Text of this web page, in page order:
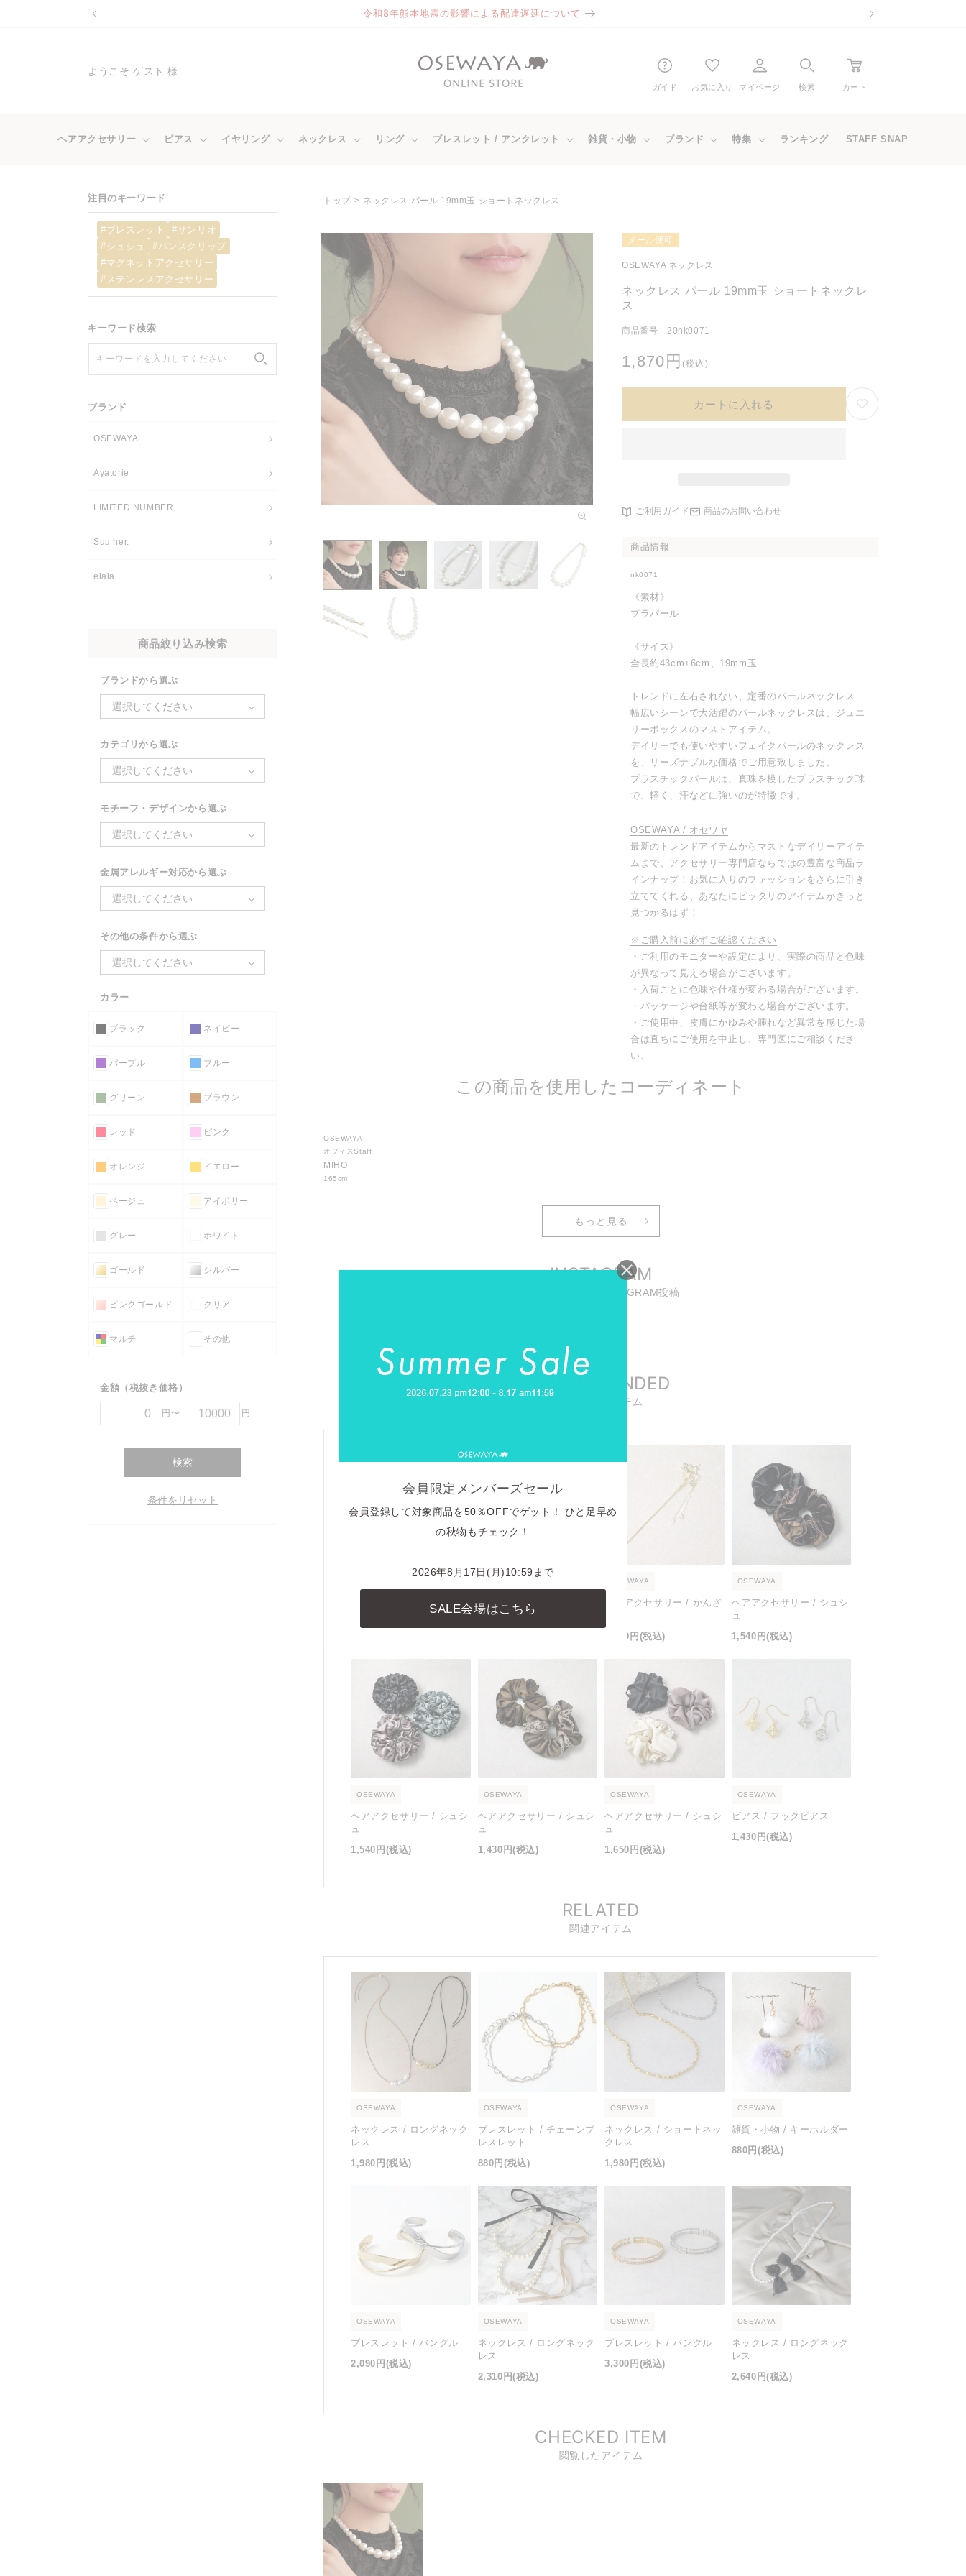
令和8年熊本地震の影響による配達遅延について
ようこそ ゲスト 様
ガイド お気に入り マイページ 検索 カート
ヘアアクセサリー ピアス イヤリング ネックレス リング ブレスレット / アンクレット 雑貨・小物 ブランド 特集 ランキング STAFF SNAP
注目のキーワード
#ブレスレット
#サンリオ
#シュシュ
#バンスクリップ
#マグネットアクセサリー
#ステンレスアクセサリー
キーワード検索
キーワードを入力してください
ブランド
OSEWAYA
Ayatorie
LIMITED NUMBER
Suu her.
elaia
商品絞り込み検索
ブランドから選ぶ
選択してください
カテゴリから選ぶ
選択してください
モチーフ・デザインから選ぶ
選択してください
金属アレルギー対応から選ぶ
選択してください
その他の条件から選ぶ
選択してください
カラー
ブラック ネイビー
パープル ブルー
グリーン ブラウン
レッド ピンク
オレンジ イエロー
ベージュ アイボリー
グレー ホワイト
ゴールド シルバー
ピンクゴールド クリア
マルチ その他
金額（税抜き価格）
円〜 円
検索
条件をリセット
トップ ネックレス パール 19mm玉 ショートネックレス
商品情
報にス
キップ
ル
で
メ
デ
ア
メール便可
OSEWAYA ネックレス
ネックレス パール 19mm玉 ショートネックレ
ス
商品番号 20nk0071
通
1,870円 (税込)
カートに入れる
ご利用ガイド 商品のお問い合わせ
商品情報
nk0071
《素材》
プラパール
《サイズ》
全長約43cm+6cm、19mm玉
トレンドに左右されない、定番のパールネックレス
幅広いシーンで大活躍のパールネックレスは、ジュエ
リーボックスのマストアイテム。
デイリーでも使いやすいフェイクパールのネックレス
を、リーズナブルな価格でご用意致しました。
プラスチックパールは、真珠を模したプラスチック球
で、軽く、汗などに強いのが特徴です。
OSEWAYA / オセワヤ
最新のトレンドアイテムからマストなデイリーアイテ
ムまで、アクセサリー専門店ならではの豊富な商品ラ
インナップ！お気に入りのファッションをさらに引き
立ててくれる、あなたにピッタリのアイテムがきっと
見つかるはず！
※ご購入前に必ずご確認ください
・ご利用のモニターや設定により、実際の商品と色味
が異なって見える場合がございます。
・入荷ごとに色味や仕様が変わる場合がございます。
・パッケージや台紙等が変わる場合がございます。
・ご使用中、皮膚にかゆみや腫れなど異常を感じた場
合は直ちにご使用を中止し、専門医にご相談くださ
い。
この商品を使用したコーディネート
OSEWAYA
オフィスStaff
MIHO
165cm
もっと見る
INSTAGRAM
商品に関連したINSTAGRAM投稿
RECOMMENDED
おすすめアイテム
ヘアアクセサリー / かんざ
ヘアアクセサリー / かんざ
し
OSEWAYA
ヘアアクセサリー / かんざ
1,430円(税込)
OSEWAYA
ヘアアクセサリー / シュシ
ュ
1,540円(税込)
OSEWAYA
ヘアアクセサリー / シュシ
ュ
1,540円 (税込)
OSEWAYA
ヘアアクセサリー / シュシ
ュ
1,430円(税込)
OSEWAYA
ヘアアクセサリー / シュシ
ュ
1,650円 (税込)
OSEWAYA
ピアス / フックピアス
1,430円(税込)
RELATED
関連アイテム
OSEWAYA
ネックレス / ロングネック
レス
1,980円(税込)
OSEWAYA
ブレスレット / チェーンブ
レスレット
880円(税込)
OSEWAYA
ネックレス / ショートネッ
クレス
1,980円(税込)
OSEWAYA
雑貨・小物 / キーホルダー
880円(税込)
OSEWAYA
ブレスレット / バングル
2,090円 (税込)
OSEWAYA
ネックレス / ロングネック
レス
2,310円(税込)
OSEWAYA
ブレスレット / バングル
3,300円 (税込)
OSEWAYA
ネックレス / ロングネック
レス
2,640円(税込)
CHECKED ITEM
閲覧したアイテム
会員限定メンバーズセール
会員登録して対象商品を50％OFFでゲット！ ひと足早め
の秋物もチェック！
2026年8月17日(月)10:59まで
SALE会場はこちら